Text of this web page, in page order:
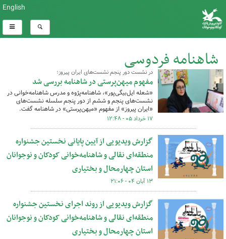
English
شاهنامه فردوسی
کل اخبار:19
در نشست دور پنجم نشست‌های ایران پیروز؛
مفهوم میهن‌پرستی در شاهنامه بررسی شد
«شعله ایل‌بیگی‌پور»،‌ شاهنامه‌پژوه و مدرس شاهنامه‌خوانی در
نشست‌های پنجم و ششم از دور پنجم سلسله نشست‌های
«ایران پیروز» از مفهوم «میهن‌پرستی» در شاهنامه گفت.
۱۷ خرداد ۰۵ - ۱۲:۴۸
گزارش ویدیویی از آیین پایانی نخستین جشنواره
منطقه‌ای نقالی و شاهنامه‌خوانی کودکان و نوجوانان
استان چهارمحال و بختیاری
۱۳ آبان ۰۴ - ۲۱:۰۶
گزارش ویدیویی از روند اجرای نخستین جشنواره
منطقه‌ای نقالی و شاهنامه‌خوانی کودکان و نوجوانان
استان چهارمحال و بختیاری